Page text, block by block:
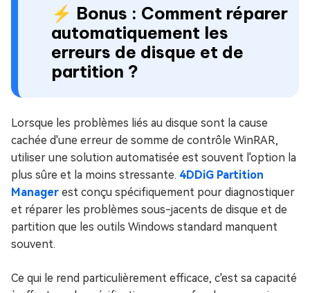
⚡ Bonus : Comment réparer
automatiquement les
erreurs de disque et de
partition ?
Lorsque les problèmes liés au disque sont la cause
cachée d'une erreur de somme de contrôle WinRAR,
utiliser une solution automatisée est souvent l'option la
plus sûre et la moins stressante. 4DDiG Partition
Manager est conçu spécifiquement pour diagnostiquer
et réparer les problèmes sous-jacents de disque et de
partition que les outils Windows standard manquent
souvent.
Ce qui le rend particulièrement efficace, c'est sa capacité